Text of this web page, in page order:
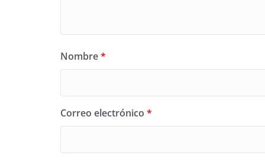
Nombre*
Correo electrónico *